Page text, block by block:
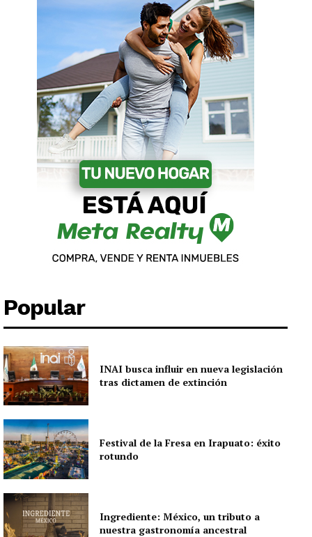
Popular
INAI busca influir en nueva legislación
tras dictamen de extinción
Festival de la Fresa en Irapuato: éxito
rotundo
Ingrediente: México, un tributo a
nuestra gastronomía ancestral